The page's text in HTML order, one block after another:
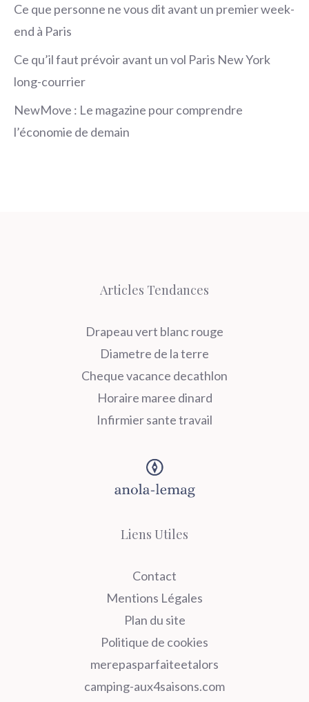
Ce que personne ne vous dit avant un premier week-
end à Paris
Ce qu’il faut prévoir avant un vol Paris New York
long-courrier
NewMove : Le magazine pour comprendre
l’économie de demain
Articles Tendances
Drapeau vert blanc rouge
Diametre de la terre
Cheque vacance decathlon
Horaire maree dinard
Infirmier sante travail
Liens Utiles
Contact
Mentions Légales
Plan du site
Politique de cookies
merepasparfaiteetalors
camping-aux4saisons.com